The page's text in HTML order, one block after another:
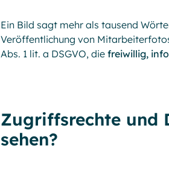
Ein Bild sagt mehr als tausend
Veröffentlichung von
Abs. 1 lit. a DSGVO, die freiwillig,
Zugriffsrechte und
sehen?